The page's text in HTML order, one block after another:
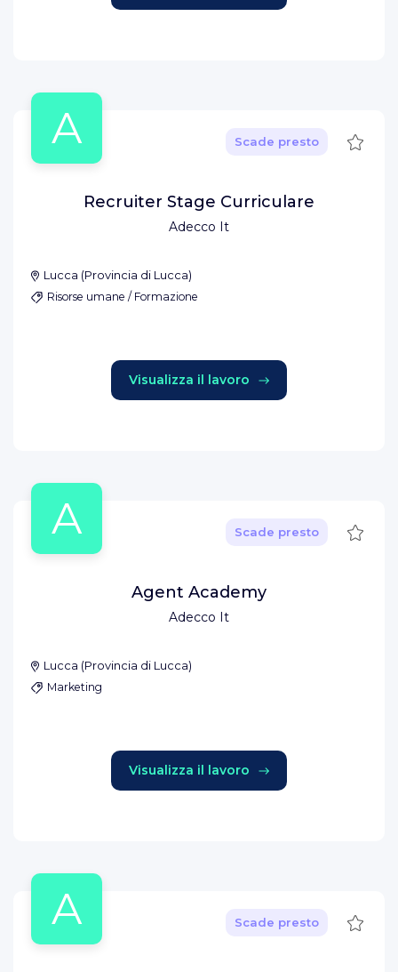
A
Adecco It
Scade presto Salva
Recruiter Stage Curriculare
Lucca (Provincia di Lucca)
Risorse umane / Formazione
Visualizza il lavoro
A
Adecco It
Scade presto Salva
Agent Academy
Lucca (Provincia di Lucca)
Marketing
Visualizza il lavoro
A Scade presto Salva